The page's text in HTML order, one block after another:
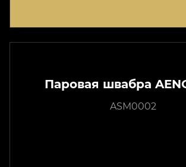
Паровая швабра
ASM0002